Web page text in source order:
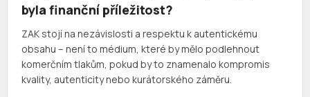
byla finanční příležitost?
ZAK stojí na nezávislosti a respektu k autentickému
obsahu – není to médium, které by mělo podlehnout
komerčním tlakům, pokud by to znamenalo kompromis
kvality, autenticity nebo kurátorského záměru.